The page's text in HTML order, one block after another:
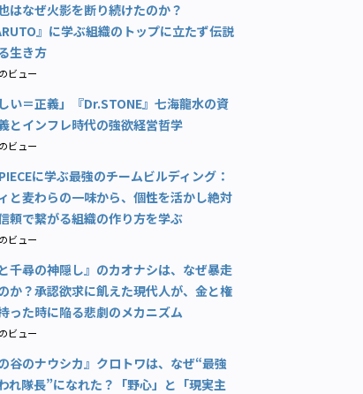
はなぜ火影を断り続けたのか？
』に学ぶ組織のトップに立たず伝説
生き方
ビュー
しい＝正義」『Dr.STONE』七海龍水の資
とインフレ時代の強欲経営哲学
ビュー
に学ぶ最強のチームビルディング：
と麦わらの一味から、個性を活かし絶対
頼で繋がる組織の作り方を学ぶ
ビュー
と千尋の神隠し』のカオナシは、なぜ暴走
か？承認欲求に飢えた現代人が、金と権
った時に陥る悲劇のメカニズム
ビュー
の谷のナウシカ』クロトワは、なぜ“最強
れ隊長”になれた？「野心」と「現実主